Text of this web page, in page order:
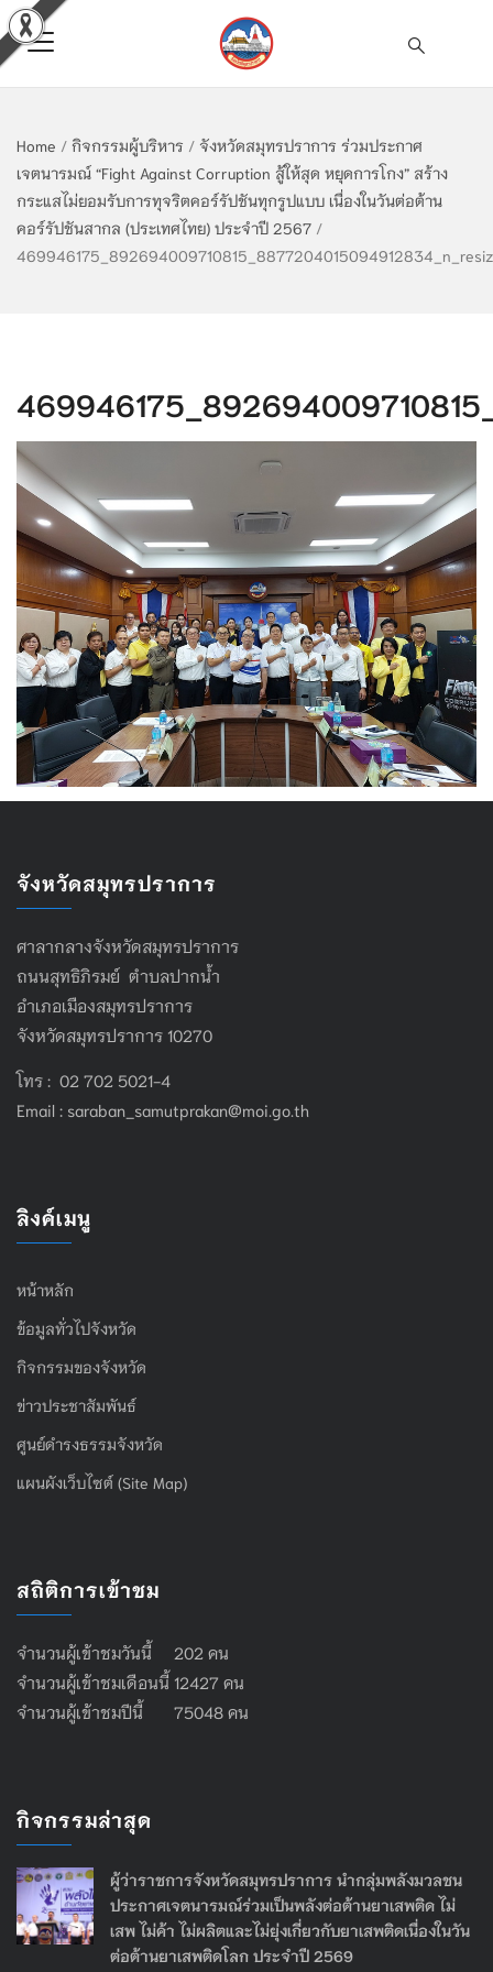
Home / กิจกรรมผู้บริหาร / จังหวัดสมุทรปราการ ร่วมประกาศ
เจตนารมณ์ “Fight Against Corruption สู้ให้สุด หยุดการโกง” สร้าง
กระแสไม่ยอมรับการทุจริตคอร์รัปชันทุกรูปแบบ เนื่องในวันต่อต้าน
คอร์รัปชันสากล (ประเทศไทย) ประจำปี 2567 /
จังหวัดสมุทรปราการ
ศาลากลางจังหวัดสมุทรปราการ
ถนนสุทธิภิรมย์ ตำบลปากน้ำ
อำเภอเมืองสมุทรปราการ
จังหวัดสมุทรปราการ 10270
โทร : 02 702 5021-4
Email : saraban_samutprakan@moi.go.th
ลิงค์เมนู
หน้าหลัก
ข้อมูลทั่วไปจังหวัด
กิจกรรมของจังหวัด
ข่าวประชาสัมพันธ์
ศูนย์ดำรงธรรมจังหวัด
แผนผังเว็บไซต์ (Site Map)
สถิติการเข้าชม
จำนวนผู้เข้าชมวันนี้ 202 คน
จำนวนผู้เข้าชมเดือนนี้ 12427 คน
จำนวนผู้เข้าชมปีนี้ 75048 คน
กิจกรรมล่าสุด
ผู้ว่าราชการจังหวัดสมุทรปราการ นำกลุ่มพลังมวลชน
ประกาศเจตนารมณ์ร่วมเป็นพลังต่อต้านยาเสพติด ไม่
เสพ ไม่ค้า ไม่ผลิตและไม่ยุ่งเกี่ยวกับยาเสพติดเนื่องในวัน
ต่อต้านยาเสพติดโลก ประจำปี 2569